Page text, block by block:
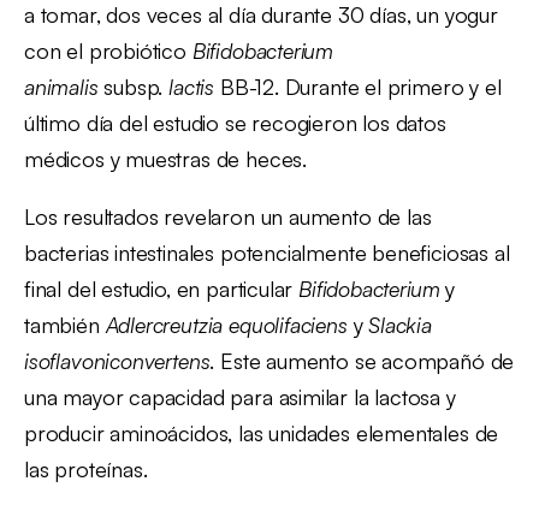
a tomar, dos veces al día durante 30 días, un yogur
con el probiótico Bifidobacterium
animalis subsp. lactis BB-12. Durante el primero y el
último día del estudio se recogieron los datos
médicos y muestras de heces.
Los resultados revelaron un aumento de las
bacterias intestinales potencialmente beneficiosas al
final del estudio, en particular Bifidobacterium y
también Adlercreutzia equolifaciens ySlackia
isoflavoniconvertens. Este aumento se acompañó de
una mayor capacidad para asimilar la lactosa y
producir aminoácidos, las unidades elementales de
las proteínas.